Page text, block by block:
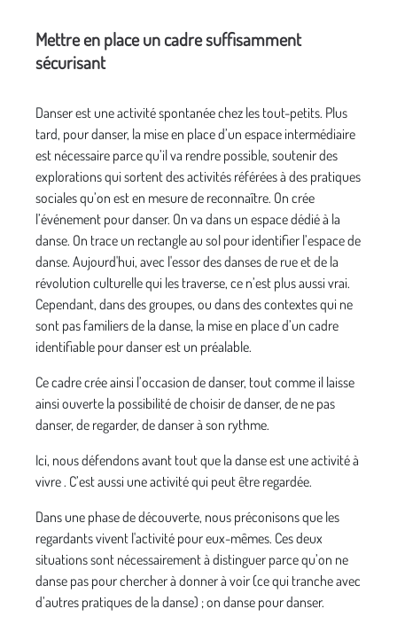
Mettre en place un cadre suffisamment
sécurisant
Danser est une activité spontanée chez les tout-petits. Plus
tard, pour danser, la mise en place d’un espace intermédiaire
est nécessaire parce qu’il va rendre possible, soutenir des
explorations qui sortent des activités référées à des pratiques
sociales qu’on est en mesure de reconnaître. On crée
l’événement pour danser. On va dans un espace dédié à la
danse. On trace un rectangle au sol pour identifier l’espace de
danse. Aujourd'hui, avec l'essor des danses de rue et de la
révolution culturelle qui les traverse, ce n’est plus aussi vrai.
Cependant, dans des groupes, ou dans des contextes qui ne
sont pas familiers de la danse, la mise en place d’un cadre
identifiable pour danser est un préalable.
Ce cadre crée ainsi l’occasion de danser, tout comme il laisse
ainsi ouverte la possibilité de choisir de danser, de ne pas
danser, de regarder, de danser à son rythme.
Ici, nous défendons avant tout que la danse est une activité à
vivre . C’est aussi une activité qui peut être regardée.
Dans une phase de découverte, nous préconisons que les
regardants vivent l'activité pour eux-mêmes. Ces deux
situations sont nécessairement à distinguer parce qu’on ne
danse pas pour chercher à donner à voir (ce qui tranche avec
d’autres pratiques de la danse) ; on danse pour danser.